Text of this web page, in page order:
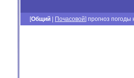
[Общий Почасовой] прогноз погоды